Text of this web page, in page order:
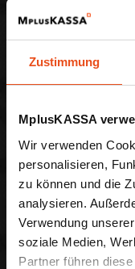
Zustimmung
MplusKASSA
Wir verwenden
personalisieren,
zu können und die
analysieren.
Verwendung
soziale Medien,
Partner führen